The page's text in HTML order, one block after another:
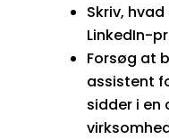
Skriv,
LinkedIn-
Forsøg at
assistent
sidder i en